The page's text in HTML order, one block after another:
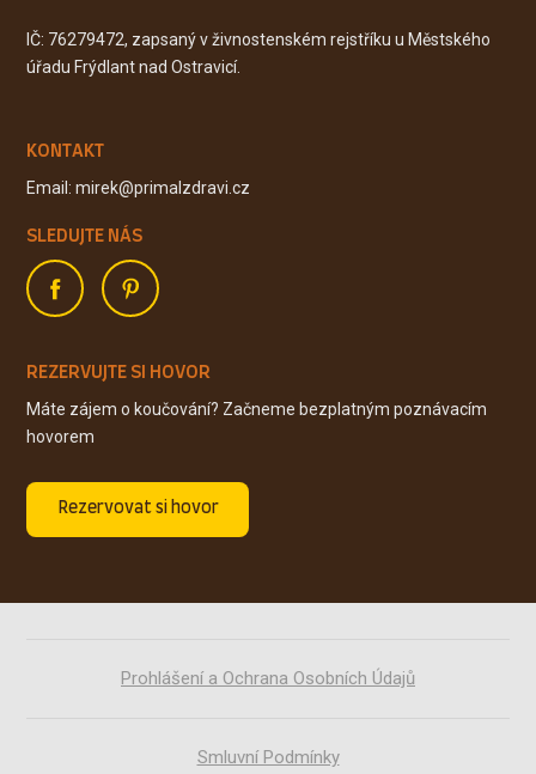
IČ: 76279472, zapsaný v živnostenském rejstříku u Městského
úřadu Frýdlant nad Ostravicí.
KONTAKT
Email: mirek@primalzdravi.cz
SLEDUJTE NÁS
REZERVUJTE SI HOVOR
Máte zájem o koučování? Začneme bezplatným poznávacím
hovorem
Rezervovat si hovor
Prohlášení a Ochrana Osobních Údajů
Smluvní Podmínky